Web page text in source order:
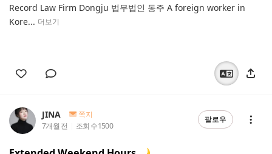
Record Law Firm Dongju 법무법인 동주 A foreign worker in
Kore... 더보기
JINA
쪽지
7개월 전
조회 수1500
팔로우